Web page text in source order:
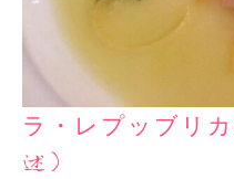
ラ・レプッブリ
述）